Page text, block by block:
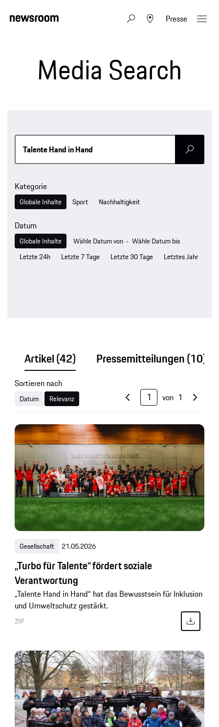
Presse
Media Search
Senden
Kategorie
Globale Inhalte Sport Nachhaltigkeit
Datum
Globale Inhalte -
Letzte 24h Letzte 7 Tage Letzte 30 Tage Letztes Jahr
Artikel(42) Pressemitteilungen(10)
Sortieren nach
Datum Relevanz von 1
Gesellschaft 21.05.2026
„Turbo für Talente“ fördert soziale
Verantwortung
„Talente Hand in Hand“ hat das Bewusstsein für Inklusion
und Umweltschutz gestärkt.
ZIP